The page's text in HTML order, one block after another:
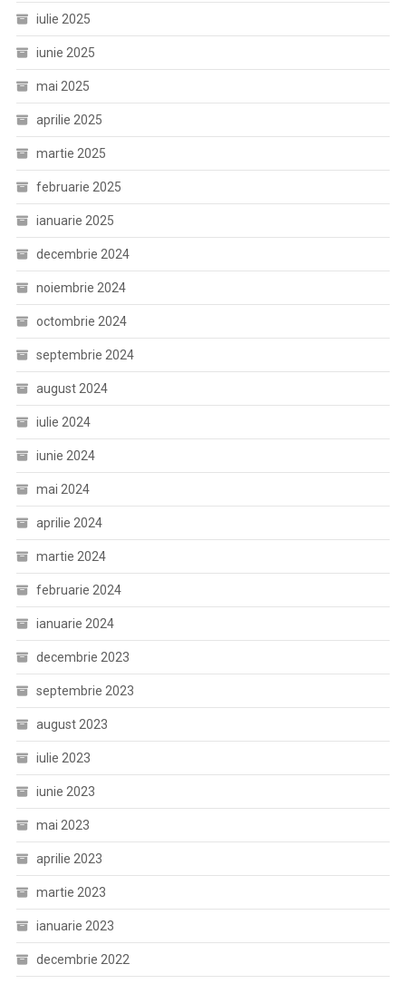
iulie 2025
iunie 2025
mai 2025
aprilie 2025
martie 2025
februarie 2025
ianuarie 2025
decembrie 2024
noiembrie 2024
octombrie 2024
septembrie 2024
august 2024
iulie 2024
iunie 2024
mai 2024
aprilie 2024
martie 2024
februarie 2024
ianuarie 2024
decembrie 2023
septembrie 2023
august 2023
iulie 2023
iunie 2023
mai 2023
aprilie 2023
martie 2023
ianuarie 2023
decembrie 2022